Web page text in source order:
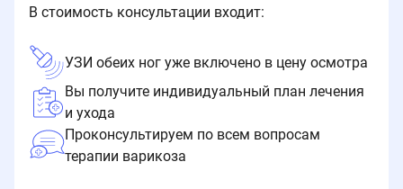
В стоимость консультации входит:
УЗИ обеих ног уже включено в цену осмотра
Вы получите индивидуальный план лечения
и ухода
Проконсультируем по всем вопросам
терапии варикоза